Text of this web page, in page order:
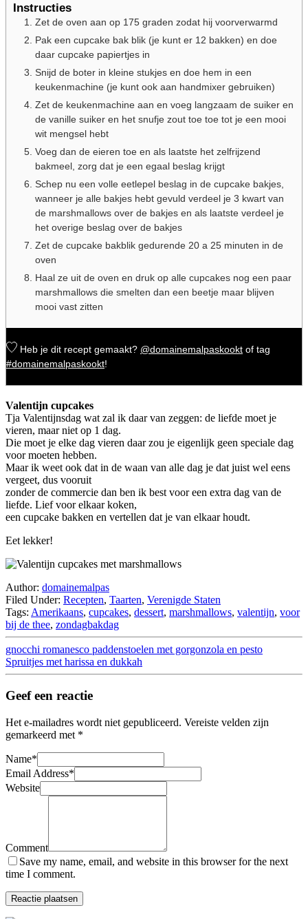
Instructies
Zet de oven aan op 175 graden zodat hij voorverwarmd
Pak een cupcake bak blik (je kunt er 12 bakken) en doe
daar cupcake papiertjes in
Snijd de boter in kleine stukjes en doe hem in een
keukenmachine (je kunt ook aan handmixer gebruiken)
Zet de keukenmachine aan en voeg langzaam de suiker en
de vanille suiker en het snufje zout toe toe tot je een mooi
wit mengsel hebt
Voeg dan de eieren toe en als laatste het zelfrijzend
bakmeel, zorg dat je een egaal beslag krijgt
Schep nu een volle eetlepel beslag in de cupcake bakjes,
wanneer je alle bakjes hebt gevuld verdeel je 3 kwart van
de marshmallows over de bakjes en als laatste verdeel je
het overige beslag over de bakjes
Zet de cupcake bakblik gedurende 20 a 25 minuten in de
oven
Haal ze uit de oven en druk op alle cupcakes nog een paar
marshmallows die smelten dan een beetje maar blijven
mooi vast zitten
Heb je dit recept gemaakt? @domainemalpaskookt of tag
#domainemalpaskookt!
Valentijn cupcakes
Tja Valentijnsdag wat zal ik daar van zeggen: de liefde moet je
vieren, maar niet op 1 dag.
Die moet je elke dag vieren daar zou je eigenlijk geen speciale dag
voor moeten hebben.
Maar ik weet ook dat in de waan van alle dag je dat juist wel eens
vergeet, dus vooruit
zonder de commercie dan ben ik best voor een extra dag van de
liefde. Lief voor elkaar koken,
een cupcake bakken en vertellen dat je van elkaar houdt.
Eet lekker!
Author: domainemalpas
Filed Under: Recepten, Taarten, Verenigde Staten
Tags: Amerikaans, cupcakes, dessert, marshmallows, valentijn, voor
bij de thee, zondagbakdag
gnocchi romanesco paddenstoelen met gorgonzola en pesto
Spruitjes met harissa en dukkah
Geef een reactie
Het e-mailadres wordt niet gepubliceerd. Vereiste velden zijn
gemarkeerd met *
Name*
Email Address*
Website
Comment
Save my name, email, and website in this browser for the next
time I comment.